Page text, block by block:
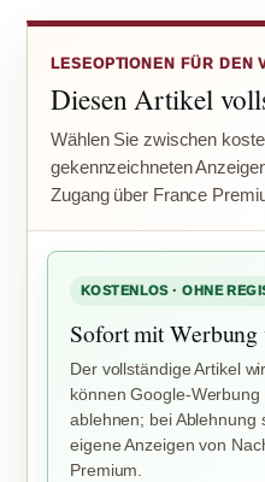
LESEOPTIONEN FÜR DEN
Diesen Artikel
Wählen Sie zwischen
gekennzeichneten
Zugang über France
KOSTENLOS · OHNE
Sofort mit Werbung
Der vollständige Artikel
können Google-
ablehnen; bei Ablehnung
eigene Anzeigen von
Premium.